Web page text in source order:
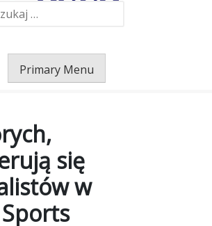
Primary Menu
się
w